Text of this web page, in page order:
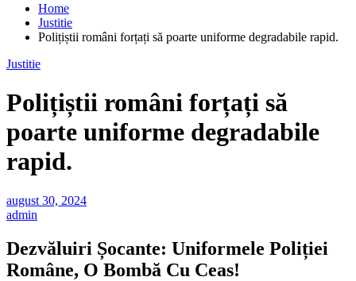
Home
Justitie
Polițiștii români forțați să poarte uniforme degradabile rapid.
Justitie
Polițiștii români forțați să
poarte uniforme degradabile
rapid.
august 30, 2024
admin
Dezvăluiri Șocante: Uniformele Poliției
Române, O Bombă Cu Ceas!